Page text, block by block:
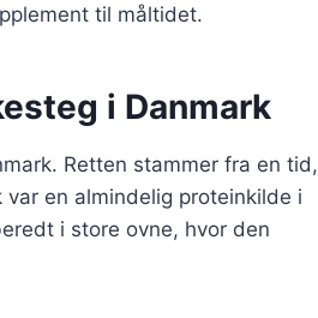
til måltidet.
i Danmark
Retten stammer fra en tid,
en almindelig proteinkilde i
i store ovne, hvor den